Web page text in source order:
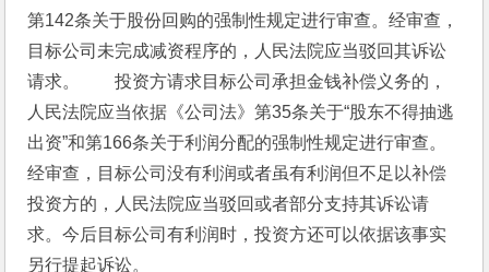
第142条关于股份回购的强制性规定进行审查。经审查，
目标公司未完成减资程序的，人民法院应当驳回其诉讼
请求。　　投资方请求目标公司承担金钱补偿义务的，
人民法院应当依据《公司法》第35条关于“股东不得抽逃
出资”和第166条关于利润分配的强制性规定进行审查。
经审查，目标公司没有利润或者虽有利润但不足以补偿
投资方的，人民法院应当驳回或者部分支持其诉讼请
求。今后目标公司有利润时，投资方还可以依据该事实
另行提起诉讼。